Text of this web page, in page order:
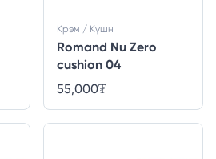
Romand Nu Zero
cushion 04
Крэм / Күшн
55,000₮